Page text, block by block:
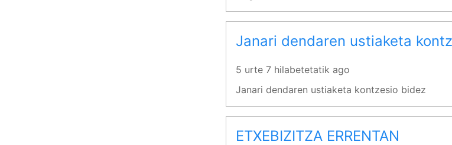
Janari dendaren ustiaketa
5 urte 7 hilabetetatik ago
Janari dendaren ustiaketa kontzesio bidez
ETXEBIZITZA ERRENTAN